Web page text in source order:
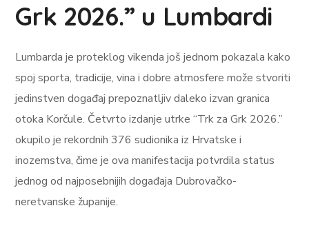
Grk 2026.” u Lumbardi
Lumbarda je proteklog vikenda još jednom pokazala kako
spoj sporta, tradicije, vina i dobre atmosfere može stvoriti
jedinstven događaj prepoznatljiv daleko izvan granica
otoka Korčule. Četvrto izdanje utrke “Trk za Grk 2026.”
okupilo je rekordnih 376 sudionika iz Hrvatske i
inozemstva, čime je ova manifestacija potvrdila status
jednog od najposebnijih događaja Dubrovačko-
neretvanske županije.